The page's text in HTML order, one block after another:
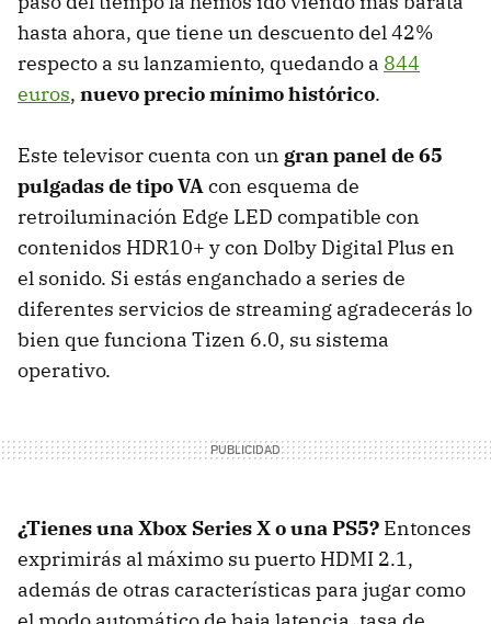
hasta ahora, que tiene un descuento del 42%
respecto a su lanzamiento, quedando a 844
euros, nuevo precio mínimo histórico.
Este televisor cuenta con un gran panel de 65
pulgadas de tipo VA con esquema de
retroiluminación Edge LED compatible con
contenidos HDR10+ y con Dolby Digital Plus en
el sonido. Si estás enganchado a series de
diferentes servicios de streaming agradecerás lo
bien que funciona Tizen 6.0, su sistema
operativo.
¿Tienes una Xbox Series X o una PS5? Entonces
exprimirás al máximo su puerto HDMI 2.1,
además de otras características para jugar como